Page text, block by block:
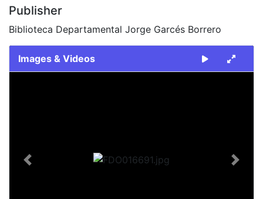
Publisher
Biblioteca Departamental Jorge Garcés Borrero
Images & Videos
Previous Next